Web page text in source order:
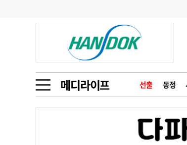
메디라이프 선출 동정
금주의 검
1
의사인
2
성분명
3
AI의료
인사
오피니언
인물
동영상뉴스
포토뉴스
2026년 하반기 인턴 모집